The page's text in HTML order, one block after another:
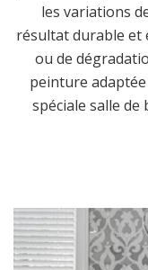
les variations
résultat durable et
ou de
peinture
spéciale salle